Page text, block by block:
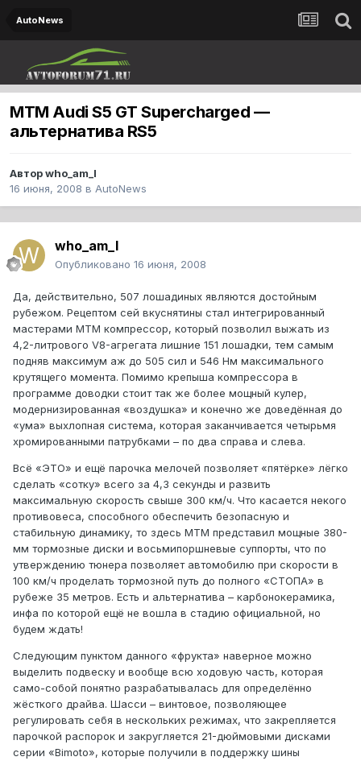
AutoNews
MTM Audi S5 GT Supercharged —
альтернатива RS5
Авторwho_am_I
16 июня, 2008 в AutoNews
who_am_I
Опубликовано 16 июня, 2008
Да, действительно, 507 лошадиных являются достойным
рубежом. Рецептом сей вкуснятины стал интегрированный
мастерами MTM компрессор, который позволил выжать из
4,2-литрового V8-агрегата лишние 151 лошадки, тем самым
подняв максимум аж до 505 сил и 546 Нм максимального
крутящего момента. Помимо крепыша компрессора в
программе доводки стоит так же более мощный кулер,
модернизированная «воздушка» и конечно же доведённая до
«ума» выхлопная система, которая заканчивается четырьмя
хромированными патрубками – по два справа и слева.
Всё «ЭТО» и ещё парочка мелочей позволяет «пятёрке» лёгко
сделать «сотку» всего за 4,3 секунды и развить
максимальную скорость свыше 300 км/ч. Что касается некого
противовеса, способного обеспечить безопасную и
стабильную динамику, то здесь MTM представил мощные 380-
мм тормозные диски и восьмипоршневые суппорты, что по
утверждению тюнера позволяет автомобилю при скорости в
100 км/ч проделать тормозной путь до полного «СТОПА» в
рубеже 35 метров. Есть и альтернатива – карбонокерамика,
инфа по которой ещё не вошла в стадию официальной, но
будем ждать!
Следующим пунктом данного «фрукта» наверное можно
выделить подвеску и вообще всю ходовую часть, которая
само-собой понятно разрабатывалась для определённо
жёсткого драйва. Шасси – винтовое, позволяющее
регулировать себя в нескольких режимах, что закрепляется
парочкой распорок и закругляется 21-дюймовыми дисками
серии «Bimoto», которые получили в поддержку шины